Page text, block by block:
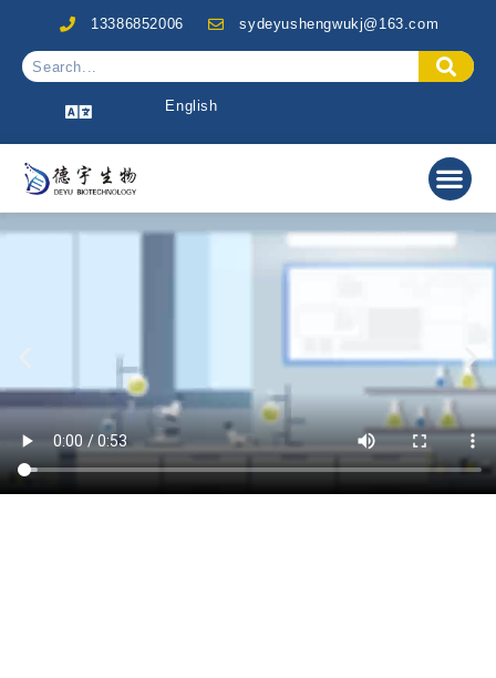
13386852006 sydeyushengwukj@163.com
English